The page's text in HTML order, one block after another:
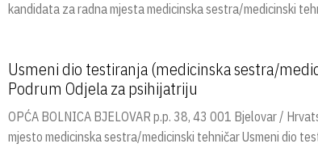
kandidata za radna mjesta medicinska sestra/medicinski
Usmeni dio testiranja (medicinska sestra/
Podrum Odjela za psihijatriju
OPĆA BOLNICA BJELOVAR p.p. 38, 43 001 Bjelovar /
mjesto medicinska sestra/medicinski tehničar Usmeni dio